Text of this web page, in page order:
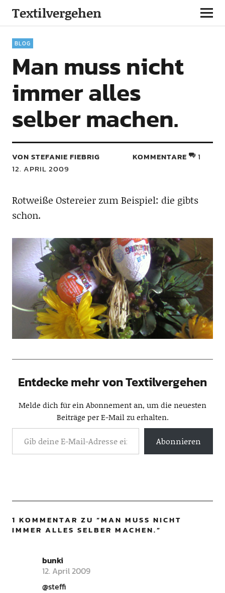
Textilvergehen
BLOG
Man muss nicht
immer alles
selber machen.
VON STEFANIE FIEBRIG
12. APRIL 2009
KOMMENTARE 1
Rotweiße Ostereier zum Beispiel: die gibts
schon.
Entdecke mehr von Textilvergehen
Melde dich für ein Abonnement an, um die neuesten
Beiträge per E-Mail zu erhalten.
Abonnieren
1 KOMMENTAR ZU “MAN MUSS NICHT
IMMER ALLES SELBER MACHEN.”
bunki
12. April 2009
@steffi